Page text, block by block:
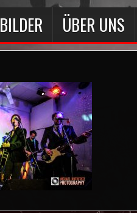
BILDER ÜBER UNS